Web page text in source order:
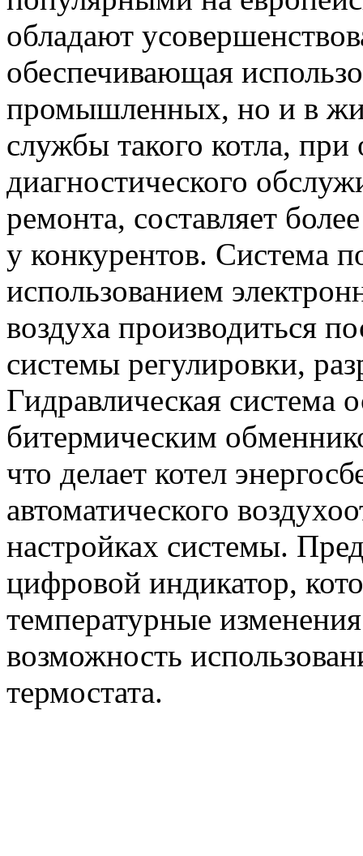
обладают
обеспечивающая
промышленных, но и в
службы такого котла,
диагностического
ремонта, составляет
у конкурентов. Система
использованием
воздуха производиться
системы регулировки,
Гидравлическая система
битермическим
что делает котел
автоматического
настройках системы.
цифровой индикатор,
температурные
возможность
термостата.